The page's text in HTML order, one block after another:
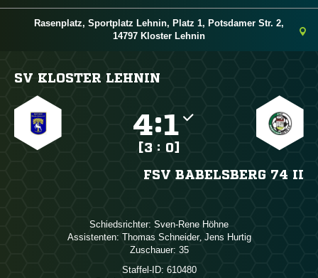
Rasenplatz, Sportplatz Lehnin, Platz 1, Potsdamer Str. 2,
14797 Kloster Lehnin
SV KLOSTER LEHNIN
:
[3 : 0]
FSV BABELSBERG 74 II
Schiedsrichter:  
Assistenten:  ,  
Zuschauer: 35
Staffel-ID: 610480